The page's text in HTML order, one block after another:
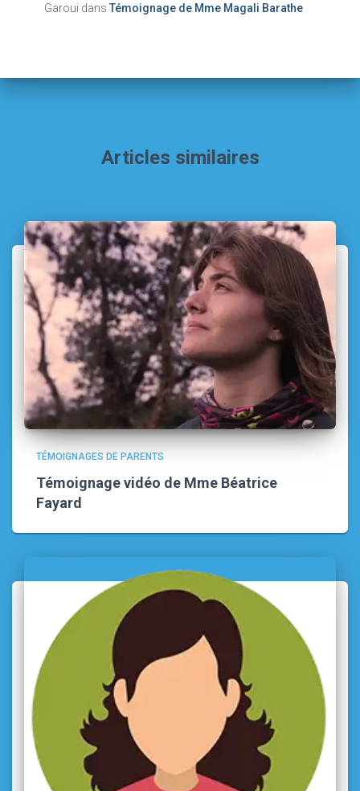
Garoui dans Témoignage de Mme Magali Barathe
Articles similaires
TÉMOIGNAGES DE PARENTS
Témoignage vidéo de Mme Béatrice
Fayard